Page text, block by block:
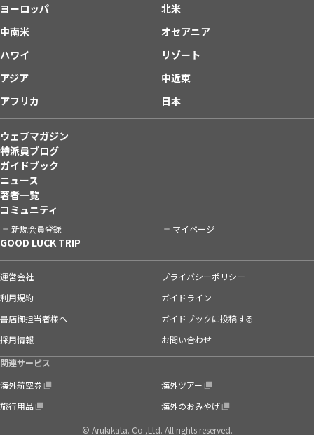
ヨーロッパ
北米
中南米
オセアニア
ハワイ
リゾート
アジア
中近東
アフリカ
日本
ウェブマガジン
特派員ブログ
ガイドブック
ニュース
著者一覧
コミュニティ
新規会員登録 マイページ
GOOD LUCK TRIP
運営会社
プライバシーポリシー
利用規約
ガイドライン
書店御担当者様へ
ガイドブックに投稿する
採用情報
お問い合わせ
関連サービス
海外航空券
海外ツアー
旅行用品
海外のおみやげ
© Arukikata. Co.,Ltd. All rights reserved.